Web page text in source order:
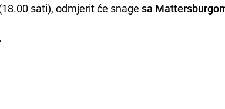
sati), odmjerit će snagesa